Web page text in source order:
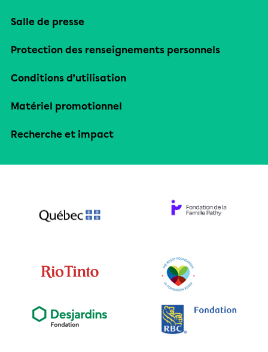
Salle de presse
Protection des renseignements personnels
Conditions d’utilisation
Matériel promotionnel
Recherche et impact